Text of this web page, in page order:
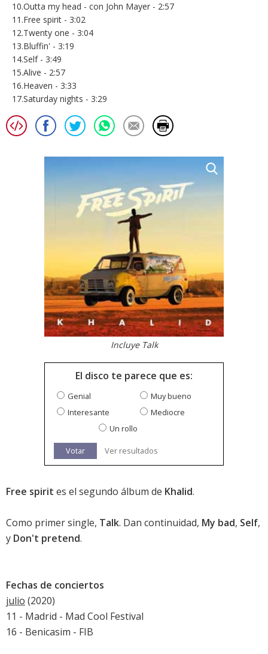
10.Outta my head - con John Mayer - 2:57
11.Free spirit - 3:02
12.Twenty one - 3:04
13.Bluffin' - 3:19
14.Self - 3:49
15.Alive - 2:57
16.Heaven - 3:33
17.Saturday nights - 3:29
Incluye Talk
El disco te parece que es:
Genial
Muy bueno
Interesante
Mediocre
Un rollo
Votar Ver resultados
Free spirit es el segundo álbum de Khalid.
Como primer single, Talk. Dan continuidad, My bad, Self,
y Don't pretend.
Fechas de conciertos
julio (2020)
11 - Madrid - Mad Cool Festival
16 - Benicasim - FIB